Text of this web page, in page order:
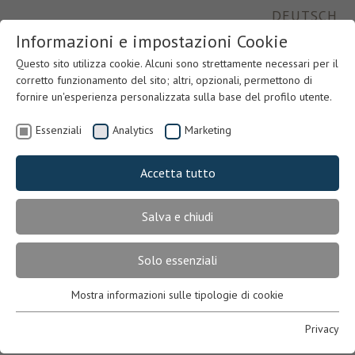
DEUTSCH
Previous
Informazioni e impostazioni Cookie
Questo sito utilizza cookie. Alcuni sono strettamente necessari per il
corretto funzionamento del sito; altri, opzionali, permettono di
fornire un'esperienza personalizzata sulla base del profilo utente.
Essenziali Analytics Marketing
Accetta tutto
Salva e chiudi
Solo essenziali
Essenziali
Necessari per il corretto funzionamento del sito. In mancanza,
Mostra informazioni sulle tipologie di cookie
Privacy